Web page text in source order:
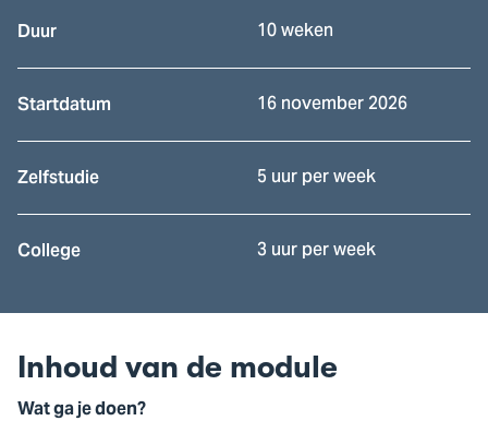
Duur 10 weken
Startdatum 16 november 2026
Zelfstudie 5 uur per week
College 3 uur per week
Inhoud van de module
Wat ga je doen?